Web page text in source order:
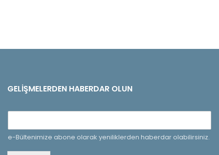
GELIŞMELERDEN HABERDAR OLUN
e-Bültenimize abone olarak yeniliklerden haberdar olabilirsiniz.